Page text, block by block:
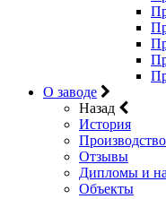
О заводе
Назад
История
Производство
Отзывы
Дипломы и
Объекты